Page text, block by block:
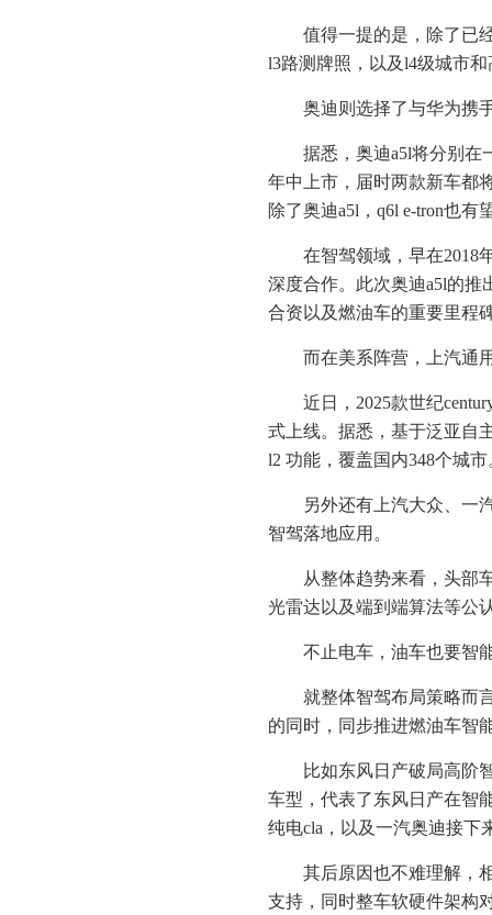
值得一提的是，除了已
l3路测牌照，以及l4级城市
奥迪则选择了与华为携
据悉，奥迪a5l将分别在
年中上市，届时两款新车都
除了奥迪a5l，q6l e-tron也有
在智驾领域，早在2018
深度合作。此次奥迪a5l的推
合资以及燃油车的重要里程
而在美系阵营，上汽通
近日，2025款世纪
式上线。据悉，基于泛亚自
l2 功能，覆盖国内348个城市
另外还有上汽大众、一
智驾落地应用。
从整体趋势来看，头部
光雷达以及端到端算法等公
不止电车，油车也要智
就整体智驾布局策略而
的同时，同步推进燃油车智
比如东风日产破局高阶
车型，代表了东风日产在智
纯电cla，以及一汽奥迪接下
其后原因也不难理解，
支持，同时整车软硬件架构